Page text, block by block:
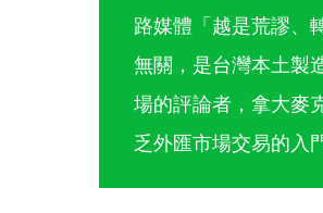
路媒體「越是荒謬、
無關，是台灣本土製
場的評論者，拿大麥
乏外匯市場交易的入